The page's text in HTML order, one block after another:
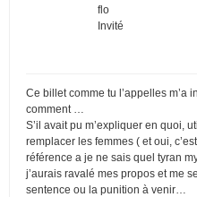
flo
Invité
Ce billet comme tu l’appelles
comment …
S’il avait pu m’expliquer en quoi,
remplacer les femmes ( et oui,
référence a je ne sais quel tyran
j’aurais ravalé mes propos et me
sentence ou la punition à venir…